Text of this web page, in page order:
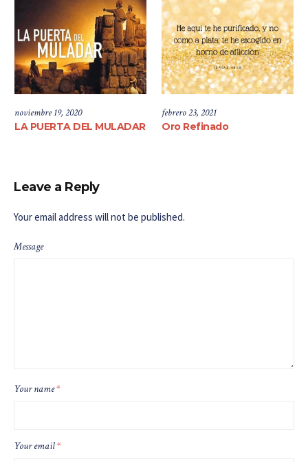
noviembre 19, 2020
LA PUERTA DEL MULADAR
febrero 23, 2021
Oro Refinado
Leave a Reply
Your email address will not be published.
Message
Your name*
Your email*